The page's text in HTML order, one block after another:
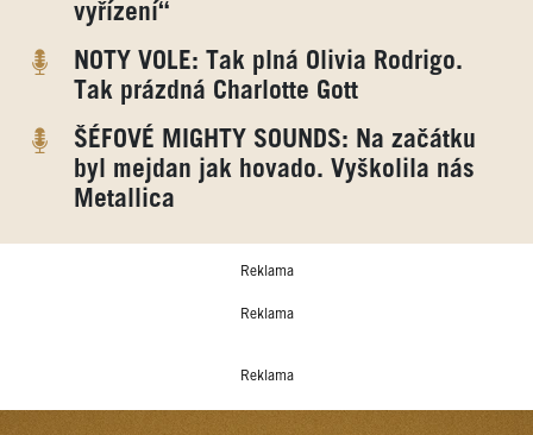
vyřízení“
NOTY VOLE: Tak plná Olivia Rodrigo.
Tak prázdná Charlotte Gott
ŠÉFOVÉ MIGHTY SOUNDS: Na začátku
byl mejdan jak hovado. Vyškolila nás
Metallica
Reklama
Reklama
Reklama